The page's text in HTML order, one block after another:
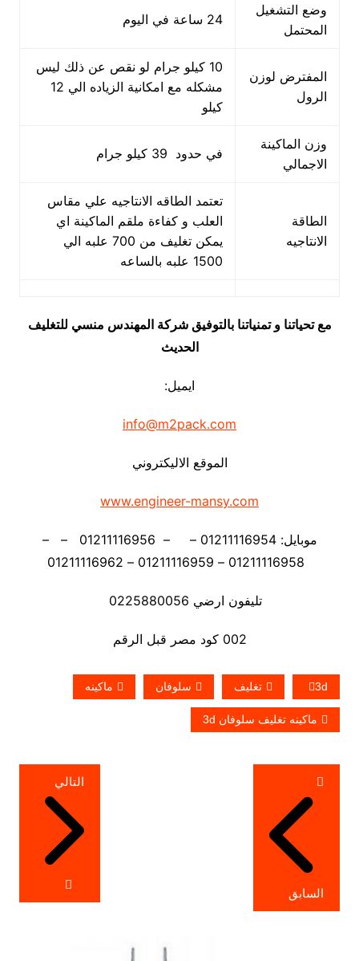
وضع التشغيل
المحتمل
24 ساعة في اليوم
المفترض لوزن
الرول
10 كيلو جرام لو نقص عن ذلك ليس
مشكله مع امكانية الزياده الي 12
كيلو
وزن الماكينة
الاجمالي
في حدود 39 كيلو جرام
الطاقة
الانتاجيه
تعتمد الطاقه الانتاجيه علي مقاس
العلب و كفاءة ملقم الماكينة اي
يمكن تغليف من 700 علبه الي
1500 علبه بالساعه
مع تحياتنا و تمنياتنا بالتوفيق شركة المهندس منسي للتغليف
الحديث
ايميل:
info@m2pack.com
الموقع الاليكتروني
www.engineer-mansy.com
موبايل: 01211116954 – – 01211116956 – –
تليفون ارضي 0225880056
002 كود مصر قبل الرقم
3d تغليف سلوفان ماكينه
ماكينه تغليف سلوفان 3d
تصفّح
المقالات
السابق
التالي